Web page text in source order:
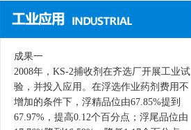
成果一
2008年，KS-2捕收剂在齐选厂开展工业试
验，并投入应用。在浮选作业药剂费用不
增加的条件下，浮精品位由67.85%提到
67.97%，提高0.12个百分点；浮尾品位由